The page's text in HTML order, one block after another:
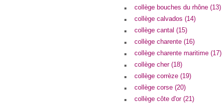
collège bouches du rhône (13)
collège calvados (14)
collège cantal (15)
collège charente (16)
collège charente maritime (17)
collège cher (18)
collège corrèze (19)
collège corse (20)
collège côte d'or (21)